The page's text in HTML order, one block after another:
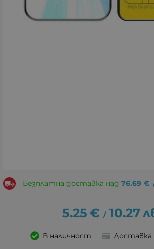
Безплатна доставка над 76.69 €
5.25 € / 10.27
В наличност Доставка